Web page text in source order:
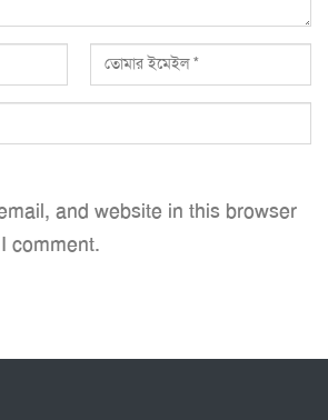
and website in this browser
comment.